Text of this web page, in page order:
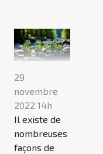
29
novembre
2022 14h
Il existe de
nombreuses
façons de